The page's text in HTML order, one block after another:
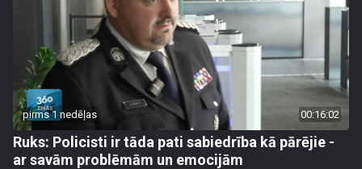
pirms 1 nedēļas 00:16:02
Ruks: Policisti ir tāda pati sabiedrība kā pārējie -
ar savām problēmām un emocijām